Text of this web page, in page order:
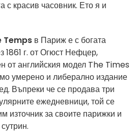
с красив часовник. Ето я и
Temps в Париж е с богата
1861 г. от Огюст Нефцер,
от английския модел The Times
умерено и либерално издание
Въпреки че се продава три
ежедневници, той се
източник за своите парижки и